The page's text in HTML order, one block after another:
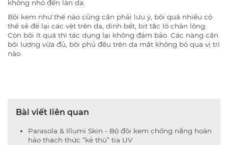
không nhỏ đến làn da.
Bôi kem như thế nào cũng cần phải lưu ý, bôi quá nhiều có
thể sẽ để lại các vệt trên da, dính bết, bịt tắc lô chân lông.
Còn bôi ít quá thì tác dụng lại không đảm bảo. Các nàng cần
bôi lượng vừa đủ, bôi phủ đều trên da mặt không bỏ qua vị trí
nào.
Bài viết liên quan
Parasola & Illumi Skin - Bộ đôi kem chống nắng hoàn
hảo thách thức “kẻ thù” tia UV